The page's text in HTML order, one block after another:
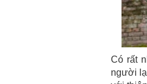
Có rất
người